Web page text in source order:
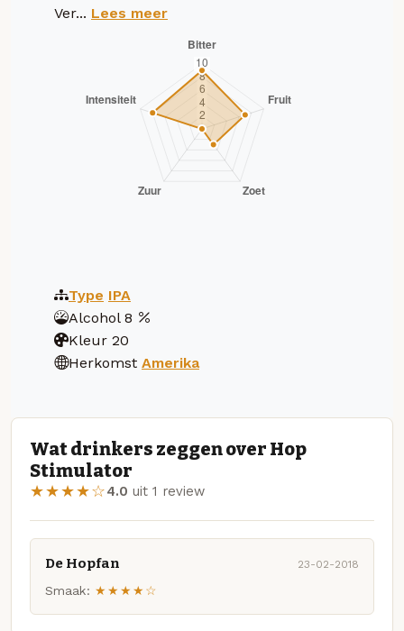
Ver... Lees meer
Type IPA
Alcohol 8
Kleur 20
Herkomst Amerika
Wat drinkers zeggen over Hop
Stimulator
★★★★☆4.0 uit 1 review
De Hopfan 23-02-2018
Smaak: ★★★★☆